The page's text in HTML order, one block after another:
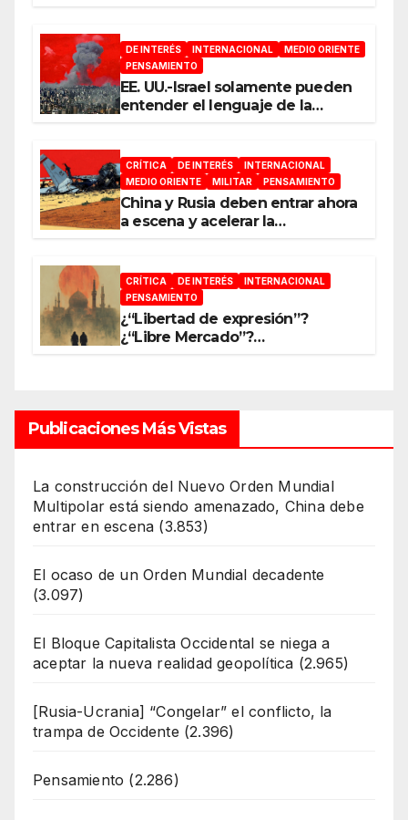
DE INTERÉS INTERNACIONAL
MEDIO ORIENTE
PENSAMIENTO
EE. UU.-Israel solamente pueden
entender el lenguaje de la
CRÍTICA DE INTERÉS
INTERNACIONAL
MEDIO ORIENTE
MILITAR PENSAMIENTO
China y Rusia deben entrar ahora
a escena y acelerar la
CRÍTICA DE INTERÉS
INTERNACIONAL
PENSAMIENTO
¿“Libertad de expresión”?
¿“Libre Mercado”?
Publicaciones Más Vistas
La construcción del Nuevo Orden Mundial
Multipolar está siendo amenazado, China debe
entrar en escena (3.853)
El ocaso de un Orden Mundial decadente
(3.097)
El Bloque Capitalista Occidental se niega a
aceptar la nueva realidad geopolítica (2.965)
[Rusia-Ucrania] “Congelar” el conflicto, la
trampa de Occidente (2.396)
Pensamiento (2.286)